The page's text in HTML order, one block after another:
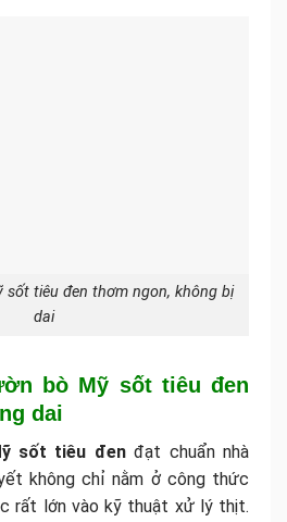
sốt tiêu đen thơm ngon, không bị
dai
bò Mỹ sốt tiêu đen
dai
sốt tiêu đenđạt chuẩn nhà
không chỉ nằm ở công thức
rất lớn vào kỹ thuật xử lý thịt.